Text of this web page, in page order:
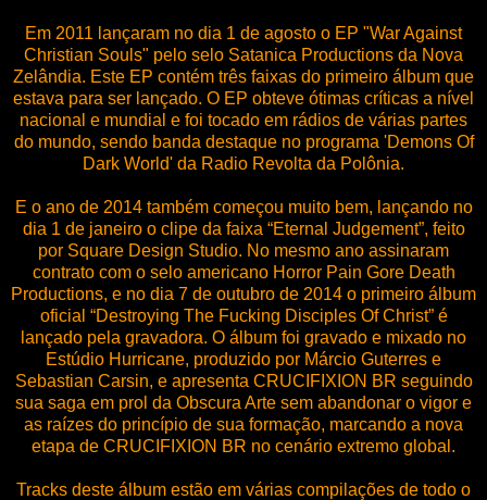
Em 2011 lançaram no dia 1 de agosto o EP "War Against
Christian Souls" pelo selo Satanica Productions da Nova
Zelândia. Este EP contém três faixas do primeiro álbum que
estava para ser lançado. O EP obteve ótimas críticas a nível
nacional e mundial e foi tocado em rádios de várias partes
do mundo, sendo banda destaque no programa 'Demons Of
Dark World' da Radio Revolta da Polônia.
E o ano de 2014 também começou muito bem, lançando no
dia 1 de janeiro o clipe da faixa “Eternal Judgement”, feito
por Square Design Studio. No mesmo ano assinaram
contrato com o selo americano Horror Pain Gore Death
Productions, e no dia 7 de outubro de 2014 o primeiro álbum
oficial “Destroying The Fucking Disciples Of Christ” é
lançado pela gravadora. O álbum foi gravado e mixado no
Estúdio Hurricane, produzido por Márcio Guterres e
Sebastian Carsin, e apresenta CRUCIFIXION BR seguindo
sua saga em prol da Obscura Arte sem abandonar o vigor e
as raízes do princípio de sua formação, marcando a nova
etapa de CRUCIFIXION BR no cenário extremo global.
Tracks deste álbum estão em várias compilações de todo o